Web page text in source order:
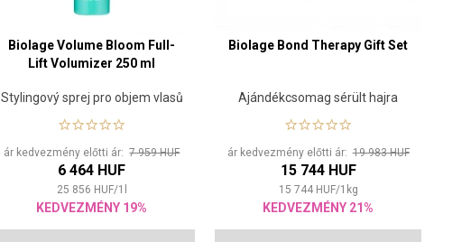
Biolage Volume Bloom Full-
Lift Volumizer 250 ml
Stylingový sprej pro objem vlasů
ár kedvezmény előtti ár:7 959 HUF
6 464 HUF
25 856 HUF/1
KEDVEZMÉNY 19%
Biolage Bond Therapy Gift Set
Ajándékcsomag sérült hajra
ár kedvezmény előtti ár:19 983 HUF
15 744 HUF
15 744 HUF/1 kg
KEDVEZMÉNY 21%